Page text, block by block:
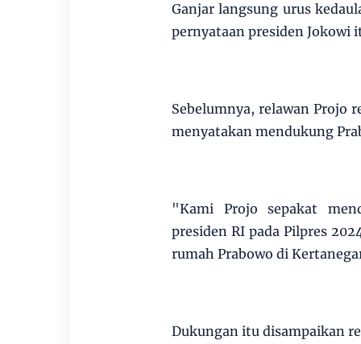
Ganjar langsung urus
pernyataan presiden Jokowi
Sebelumnya, relawan Projo
menyatakan mendukung
"Kami Projo sepakat
presiden RI pada Pilpres
rumah Prabowo di
Dukungan itu disampaikan